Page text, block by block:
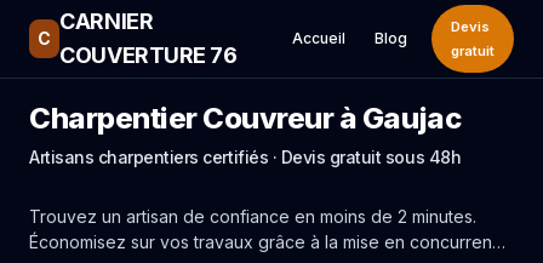
C
CARNIER
COUVERTURE 76
Accueil Blog
Devis
gratuit
Charpentier Couvreur à Gaujac
Artisans charpentiers certifiés · Devis gratuit sous 48h
Trouvez un artisan de confiance en moins de 2 minutes.
Économisez sur vos travaux grâce à la mise en concurrence